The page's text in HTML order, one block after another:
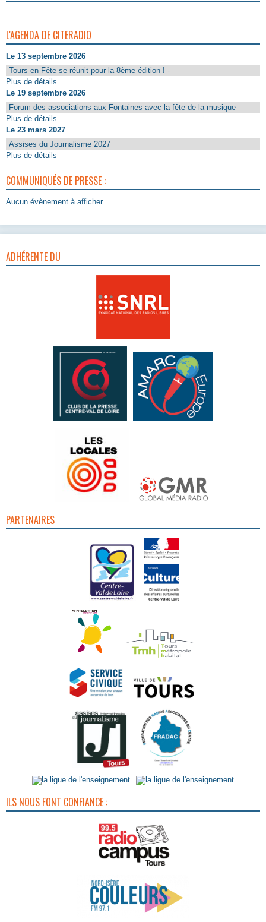
L'AGENDA DE CITERADIO
Le 13 septembre 2026
Tours en Fête se réunit pour la 8ème édition ! -
Plus de détails
Le 19 septembre 2026
Forum des associations aux Fontaines avec la fête de la musique
Plus de détails
Le 23 mars 2027
Assises du Journalisme 2027
Plus de détails
COMMUNIQUÉS DE PRESSE :
Aucun évènement à afficher.
ADHÉRENTE DU
PARTENAIRES
ILS NOUS FONT CONFIANCE :